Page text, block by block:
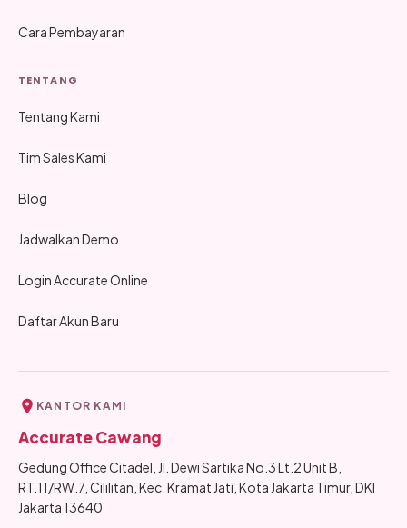
Cara Pembayaran
TENTANG
Tentang Kami
Tim Sales Kami
Blog
Jadwalkan Demo
Login Accurate Online
Daftar Akun Baru
KANTOR KAMI
Accurate Cawang
Gedung Office Citadel, Jl. Dewi Sartika No.3 Lt.2 Unit B,
RT.11/RW.7, Cililitan, Kec. Kramat Jati, Kota Jakarta Timur, DKI
Jakarta 13640